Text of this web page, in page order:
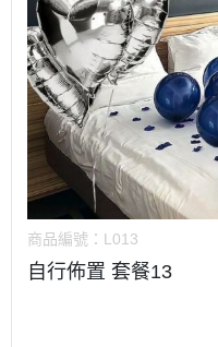
商品編號： L013
自行佈置 套餐13